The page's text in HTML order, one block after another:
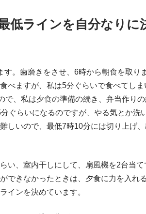
低ラインを自分なりに
。歯磨きをさせ、6時から朝食を取り
べますが、私は5分ぐらいで食べてしま
、私は夕食の準備の続き、弁当作りの
ぐらいになるのですが、やる気とか洗
しいので、最低7時10分には切り上げ
い、室内干しにして、扇風機を2台当て
できなかったときは、夕食に力を入れ
インを決めています。